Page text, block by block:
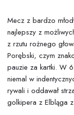
Mecz z bardzo
najlepszy z
z rzutu rożnego
Porębski, czym
pauzie za kartki. W
niemal w
rywali i oddawał
golkipera z Elbląga